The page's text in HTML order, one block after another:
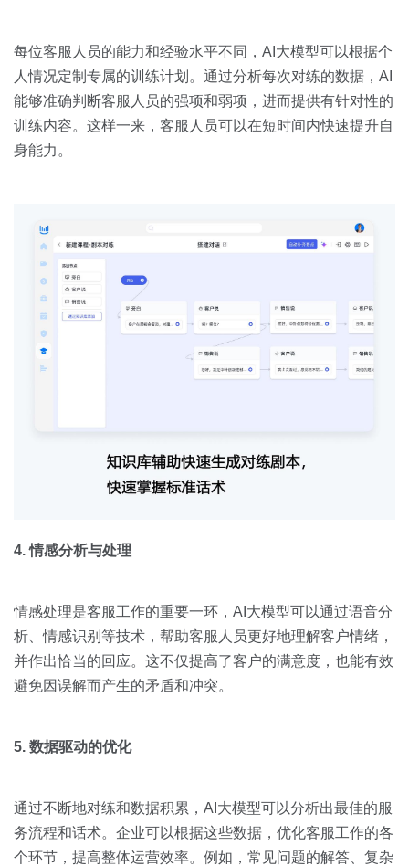
每位客服人员的能力和经验水平不同，AI大模型可以根据个
人情况定制专属的训练计划。通过分析每次对练的数据，AI
能够准确判断客服人员的强项和弱项，进而提供有针对性的
训练内容。这样一来，客服人员可以在短时间内快速提升自
身能力。
4. 情感分析与处理
情感处理是客服工作的重要一环，AI大模型可以通过语音分
析、情感识别等技术，帮助客服人员更好地理解客户情绪，
并作出恰当的回应。这不仅提高了客户的满意度，也能有效
避免因误解而产生的矛盾和冲突。
5. 数据驱动的优化
通过不断地对练和数据积累，AI大模型可以分析出最佳的服
务流程和话术。企业可以根据这些数据，优化客服工作的各
个环节，提高整体运营效率。例如，常见问题的解答、复杂